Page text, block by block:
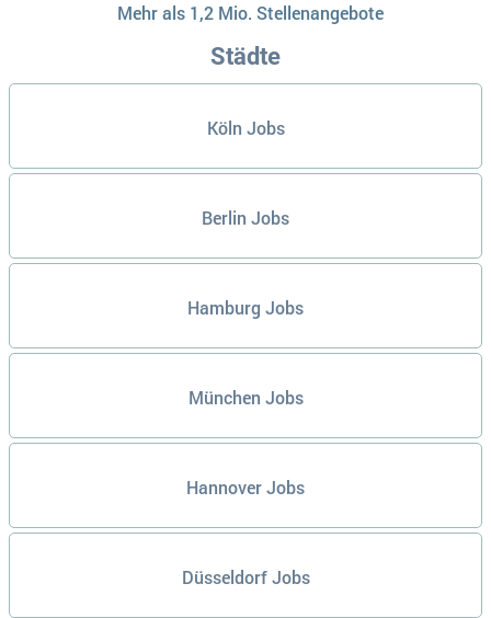
Mehr als 1,2 Mio. Stellenangebote
Städte
Köln Jobs
Berlin Jobs
Hamburg Jobs
München Jobs
Hannover Jobs
Düsseldorf Jobs